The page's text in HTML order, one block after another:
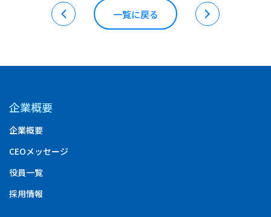
一覧に戻る
企業概要
企業概要
CEOメッセージ
役員一覧
採用情報